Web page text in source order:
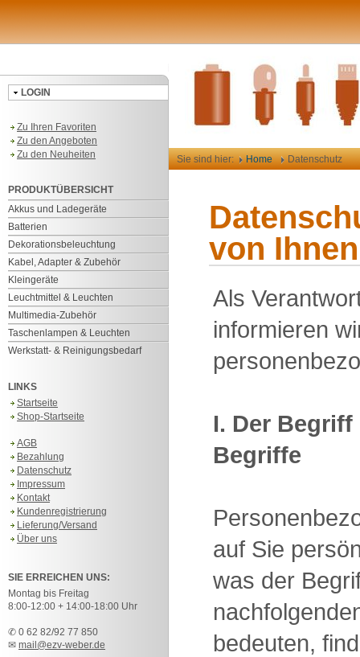
LOGIN
Zu Ihren Favoriten
Zu den Angeboten
Zu den Neuheiten
PRODUKTÜBERSICHT
Akkus und Ladegeräte
Batterien
Dekorationsbeleuchtung
Kabel, Adapter & Zubehör
Kleingeräte
Leuchtmittel & Leuchten
Multimedia-Zubehör
Taschenlampen & Leuchten
Werkstatt- & Reinigungsbedarf
LINKS
Startseite
Shop-Startseite
AGB
Bezahlung
Datenschutz
Impressum
Kontakt
Kundenregistrierung
Lieferung/Versand
Über uns
SIE ERREICHEN UNS:
Montag bis Freitag
8:00-12:00 + 14:00-18:00 Uhr
✆ 0 62 82/92 77 850
✉ mail@ezv-weber.de
Sie sind hier: Home Datenschutz
von
Als
informieren
I. Der
Begriffe
auf Sie
was der
bedeuten,